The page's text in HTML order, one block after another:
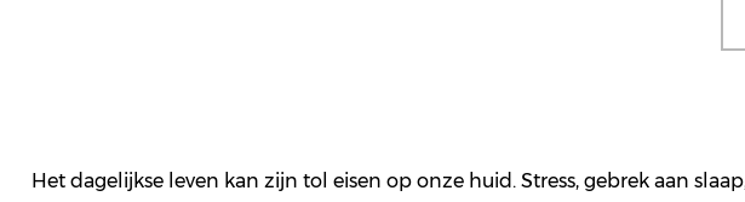
Het dagelijkse leven kan zijn tol eisen op onze huid. Stress, gebrek aan